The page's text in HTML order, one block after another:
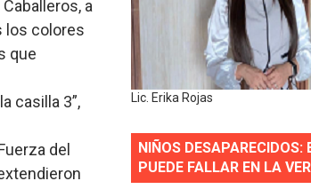
a
los colores
que
casilla 3”,
del
Lic. Erika Rojas
NIÑOS DESAPARECIDOS:
PUEDE FALLAR EN LA